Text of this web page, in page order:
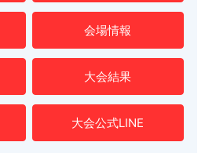
会場情報
大会結果
大会公式LINE